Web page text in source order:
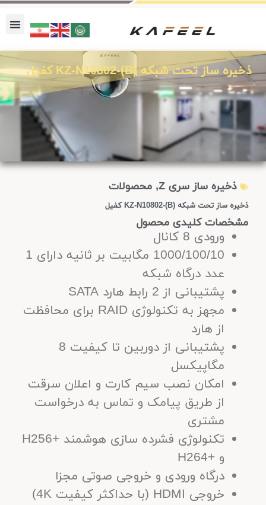
ذخیره ساز تحت شبکه KZ-N10802-(B) کفیل
ذخیره ساز سری Z , محصولات
ذخیره ساز تحت شبکه KZ-N10802-(B) کفیل
مشخصات کلیدی محصول
ورودی 8 کانال
1000/100/10 مگابیت بر ثانیه دارای 1
عدد درگاه شبکه
پشتیبانی از 2 رابط هارد SATA
مجهز به تکنولوژی RAID برای محافظت
از هارد
پشتیبانی از دوربین تا کیفیت 8
مگاپیکسل
امکان نصب سیم کارت و اعلان سرقت
از طریق پیامک و تماس به درخواست
مشتری
تکنولوژی فشرده سازی هوشمند +H256
و +H264
درگاه ورودی و خروجی صوتی مجزا
خروجی HDMI (با حداکثر کیفیت 4K)